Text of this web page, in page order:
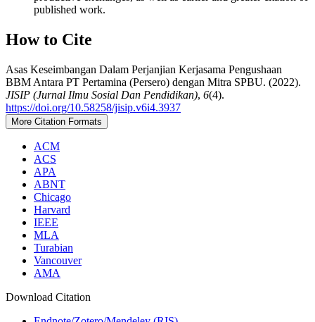
published work.
How to Cite
Asas Keseimbangan Dalam Perjanjian Kerjasama Pengushaan
BBM Antara PT Pertamina (Persero) dengan Mitra SPBU. (2022).
JISIP (Jurnal Ilmu Sosial Dan Pendidikan), 6(4).
https://doi.org/10.58258/jisip.v6i4.3937
More Citation Formats
ACM
ACS
APA
ABNT
Chicago
Harvard
IEEE
MLA
Turabian
Vancouver
AMA
Download Citation